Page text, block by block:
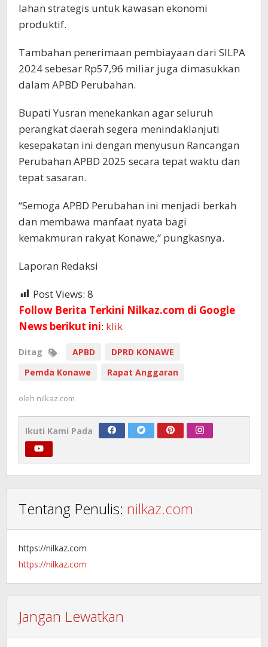
lahan strategis untuk kawasan ekonomi
produktif.
Tambahan penerimaan pembiayaan dari SILPA
2024 sebesar Rp57,96 miliar juga dimasukkan
dalam APBD Perubahan.
Bupati Yusran menekankan agar seluruh
perangkat daerah segera menindaklanjuti
kesepakatan ini dengan menyusun Rancangan
Perubahan APBD 2025 secara tepat waktu dan
tepat sasaran.
“Semoga APBD Perubahan ini menjadi berkah
dan membawa manfaat nyata bagi
kemakmuran rakyat Konawe,” pungkasnya.
Laporan Redaksi
Post Views: 8
Follow Berita Terkini Nilkaz.com di Google
News berikut ini: klik
Ditag APBD
DPRD KONAWE
Pemda Konawe
Rapat Anggaran
oleh nilkaz.com
Ikuti Kami Pada
Tentang Penulis: nilkaz.com
https://nilkaz.com
https://nilkaz.com
Jangan Lewatkan